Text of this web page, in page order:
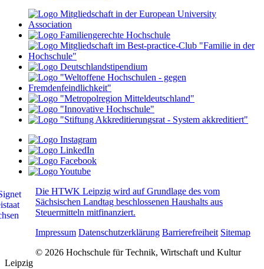
Die HTWK Leipzig wird auf Grundlage des vom
Sächsischen Landtag beschlossenen Haushalts aus
Steuermitteln mitfinanziert.
Impressum Datenschutzerklärung Barrierefreiheit Sitemap
© 2026 Hochschule für Technik, Wirtschaft und Kultur
Leipzig